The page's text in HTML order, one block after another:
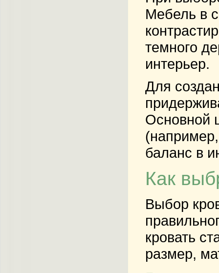
Мебель в
темного
интерьер.
Для
Основной
баланс в
Как
Выбор
кровать
размер,